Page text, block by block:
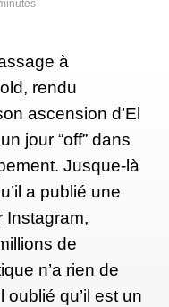
à
rendu
ascension d’El
jour “off” dans
Jusque-là
a publié une
Instagram,
de
n’a rien de
qu’il est un